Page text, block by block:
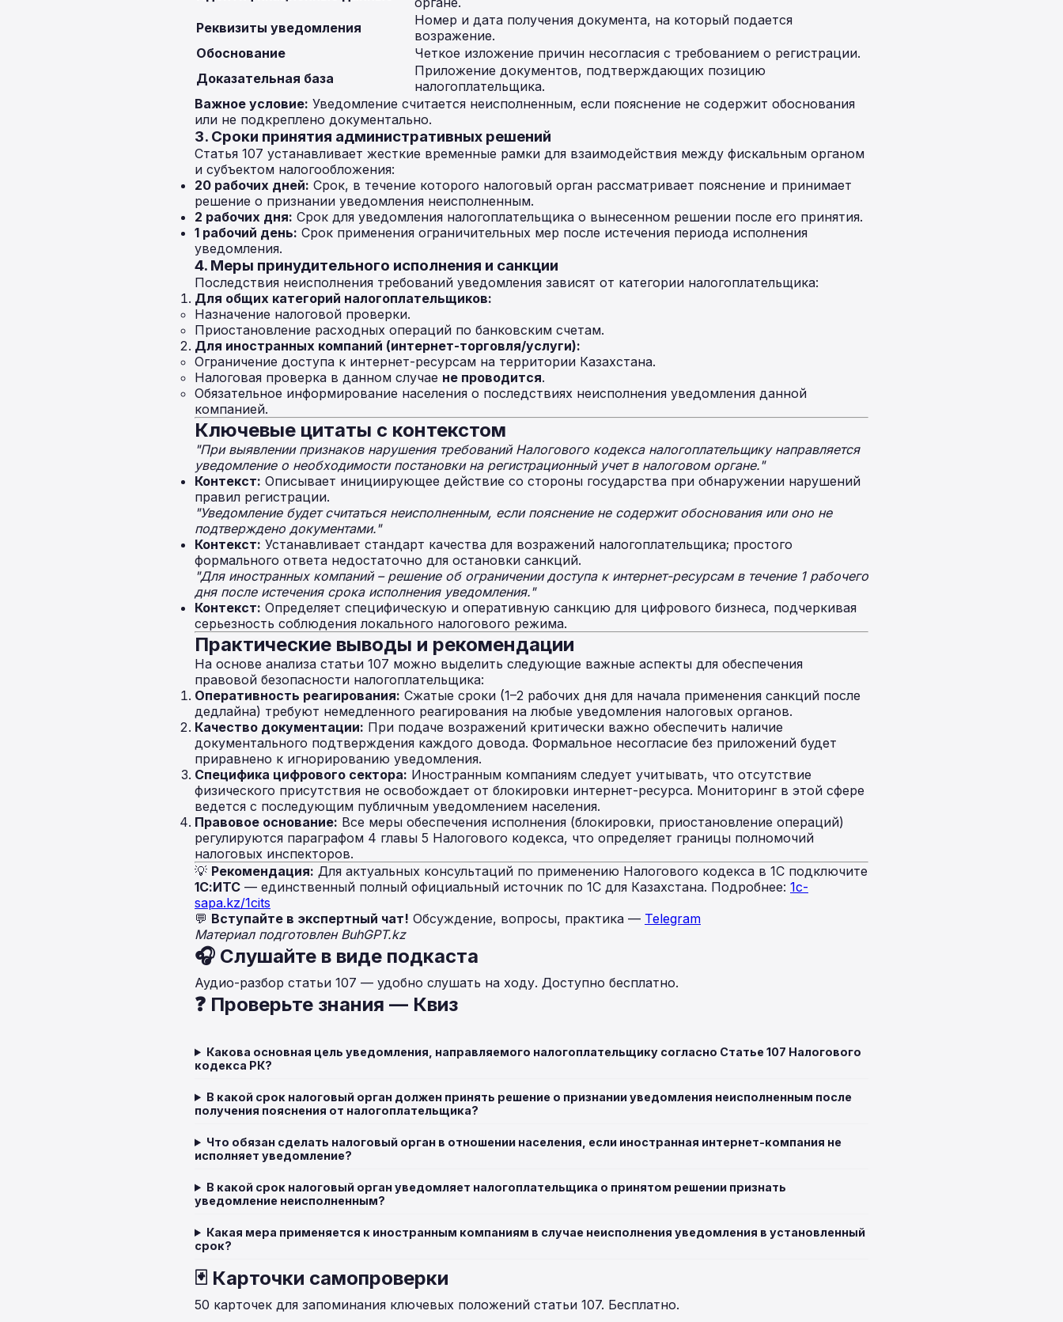
Реквизиты уведомления
Номер и дата получения документа, на который подается
возражение.
Обоснование
Четкое изложение причин несогласия с требованием о регистрации.
Доказательная база
Приложение документов, подтверждающих позицию
налогоплательщика.
Важное условие: Уведомление считается неисполненным, если пояснение не содержит обоснования
или не подкреплено документально.
3. Сроки принятия административных решений
Статья 107 устанавливает жесткие временные рамки для взаимодействия между фискальным органом
и субъектом налогообложения:
20 рабочих дней: Срок, в течение которого налоговый орган рассматривает пояснение и принимает
решение о признании уведомления неисполненным.
2 рабочих дня: Срок для уведомления налогоплательщика о вынесенном решении после его принятия.
1 рабочий день: Срок применения ограничительных мер после истечения периода исполнения
уведомления.
4. Меры принудительного исполнения и санкции
Последствия неисполнения требований уведомления зависят от категории налогоплательщика:
Для общих категорий налогоплательщиков:
Назначение налоговой проверки.
Приостановление расходных операций по банковским счетам.
Для иностранных компаний (интернет-торговля/услуги):
Ограничение доступа к интернет-ресурсам на территории Казахстана.
Налоговая проверка в данном случае не проводится.
Обязательное информирование населения о последствиях неисполнения уведомления данной
компанией.
Ключевые цитаты с контекстом
"При выявлении признаков нарушения требований Налогового кодекса налогоплательщику направляется
уведомление о необходимости постановки на регистрационный учет в налоговом органе."
Контекст: Описывает инициирующее действие со стороны государства при обнаружении нарушений
правил регистрации.
"Уведомление будет считаться неисполненным, если пояснение не содержит обоснования или оно не
подтверждено документами."
Контекст: Устанавливает стандарт качества для возражений налогоплательщика; простого
формального ответа недостаточно для остановки санкций.
"Для иностранных компаний – решение об ограничении доступа к интернет-ресурсам в течение 1 рабочего
дня после истечения срока исполнения уведомления."
Контекст: Определяет специфическую и оперативную санкцию для цифрового бизнеса, подчеркивая
серьезность соблюдения локального налогового режима.
Практические выводы и рекомендации
На основе анализа статьи 107 можно выделить следующие важные аспекты для обеспечения
правовой безопасности налогоплательщика:
Оперативность реагирования: Сжатые сроки (1–2 рабочих дня для начала применения санкций после
дедлайна) требуют немедленного реагирования на любые уведомления налоговых органов.
Качество документации: При подаче возражений критически важно обеспечить наличие
документального подтверждения каждого довода. Формальное несогласие без приложений будет
приравнено к игнорированию уведомления.
Специфика цифрового сектора: Иностранным компаниям следует учитывать, что отсутствие
физического присутствия не освобождает от блокировки интернет-ресурса. Мониторинг в этой сфере
ведется с последующим публичным уведомлением населения.
Правовое основание: Все меры обеспечения исполнения (блокировки, приостановление операций)
регулируются параграфом 4 главы 5 Налогового кодекса, что определяет границы полномочий
налоговых инспекторов.
💡 Рекомендация: Для актуальных консультаций по применению Налогового кодекса в 1С подключите
1С:ИТС — единственный полный официальный источник по 1С для Казахстана. Подробнее: 1c-
sapa.kz/1cits
💬 Вступайте в экспертный чат! Обсуждение, вопросы, практика — Telegram
Материал подготовлен BuhGPT.kz
🎧 Слушайте в виде подкаста
Аудио-разбор статьи 107 — удобно слушать на ходу. Доступно бесплатно.
❓ Проверьте знания — Квиз
Какова основная цель уведомления, направляемого налогоплательщику согласно Статье 107 Налогового
кодекса РК?
В какой срок налоговый орган должен принять решение о признании уведомления неисполненным после
получения пояснения от налогоплательщика?
Что обязан сделать налоговый орган в отношении населения, если иностранная интернет-компания не
исполняет уведомление?
В какой срок налоговый орган уведомляет налогоплательщика о принятом решении признать
уведомление неисполненным?
Какая мера применяется к иностранным компаниям в случае неисполнения уведомления в установленный
срок?
🃏 Карточки самопроверки
50 карточек для запоминания ключевых положений статьи 107. Бесплатно.